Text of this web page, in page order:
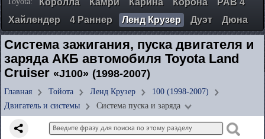
Королла Камри Карина Корона
РАВ 4
Хайлендер
4 Раннер Ленд Крузер Дуэт Дюна
Система зажигания, пуска двигателя и
заряда АКБ автомобиля Toyota Land
Cruiser «J100» (1998-2007)
Главная Тойота Ленд Крузер
100 (1998-2007)
Двигатель и системы
Система пуска и заряда